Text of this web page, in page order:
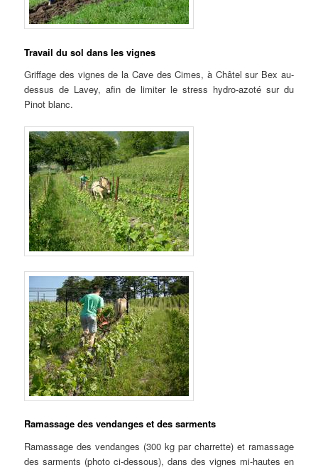
Travail du sol dans les vignes
Griffage des vignes de la Cave des Cimes, à Châtel sur Bex au-
dessus de Lavey, afin de limiter le stress hydro-azoté sur du
Pinot blanc.
Ramassage des vendanges et des sarments
Ramassage des vendanges (300 kg par charrette) et ramassage
des sarments (photo ci-dessous), dans des vignes mi-hautes en